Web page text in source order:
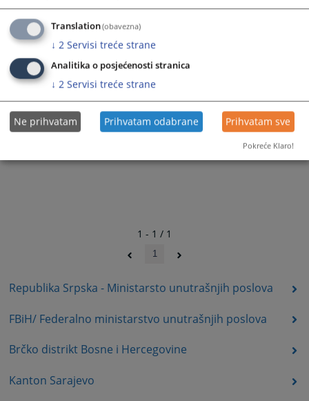
Republika Srpska - Ministarsto unutrašnjih poslova
FBiH/ Federalno ministarstvo unutrašnjih poslova
Brčko distrikt Bosne i Hercegovine
Kanton Sarajevo
1 - 1 / 1
1
Translation(obavezna)
↓ 2 Servisi treće strane
Analitika o posjećenosti stranica
↓ 2 Servisi treće strane
Ne prihvatam Prihvatam odabrane Prihvatam sve
Pokreće Klaro!